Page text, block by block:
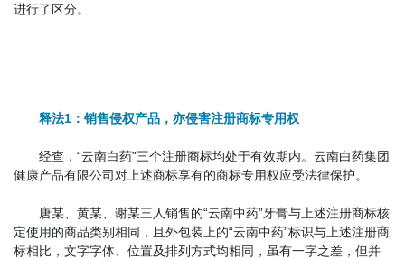
进行了区分。
释法1：销售侵权产品，亦侵害注册商标专用权
经查， “云南白药”三个注册商标均处于有效期内。云南白药集团
健康产品有限公司对上述商标享有的商标专用权应受法律保护。
唐某、黄某、谢某三人销售的“云南中药”牙膏与上述注册商标核
定使用的商品类别相同，且外包装上的“云南中药”标识与上述注册商
标相比，文字字体、位置及排列方式均相同，虽有一字之差，但并